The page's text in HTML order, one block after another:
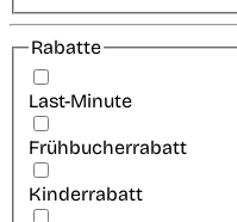
Rabatte
Last-Minute
Frühbucherrabatt
Kinderrabatt